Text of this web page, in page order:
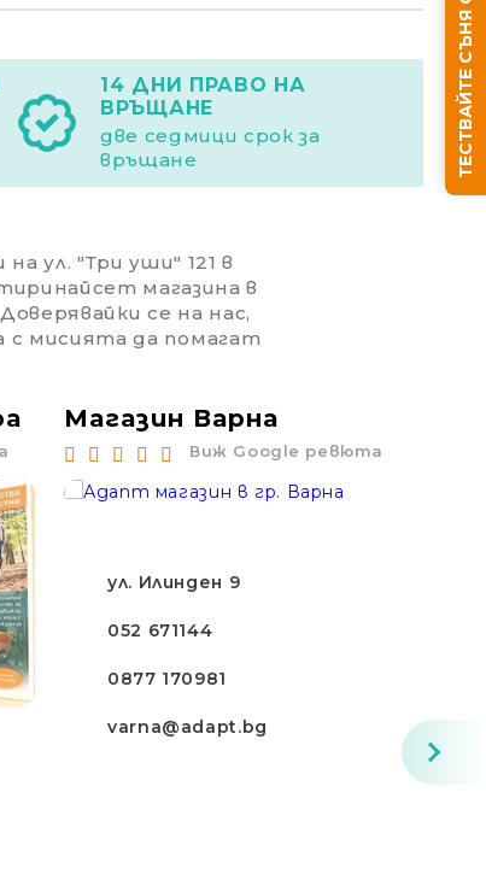
Ние ще се свържем с вас в рамките на работния
14 ДНИ ПРАВО НА
ВРЪЩАНЕ
две седмици срок за
връщане
ул. "Три уши" 121 в
магазина в
се на нас,
с мисията да помагат
Магазин Варна
Виж Google ревюта
ул. Илинден 9
052 671144
0877 170981
varna@adapt.bg
ТЕСТВАЙТЕ СЪНЯ СИ